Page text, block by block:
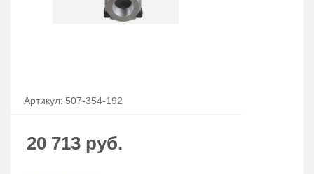
Артикул: 507-354-192
20 713 руб.